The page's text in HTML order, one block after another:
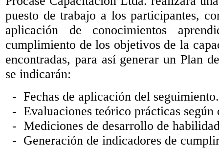
puesto de trabajo a los participantes,
aplicación de conocimientos
cumplimiento de los objetivos de la
encontradas, para así generar un Plan
se indicarán:
- Fechas de aplicación del seguimiento.
- Evaluaciones teórico prácticas según
- Mediciones de desarrollo de
- Generación de indicadores de